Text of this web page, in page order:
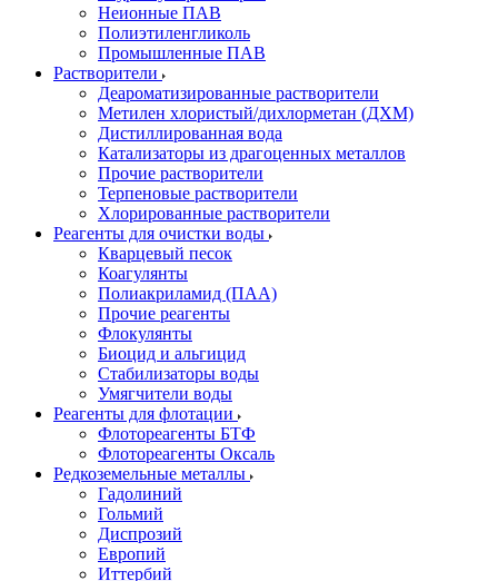
Неионные ПАВ
Полиэтиленгликоль
Промышленные ПАВ
Растворители
Деароматизированные растворители
Метилен хлористый/дихлорметан (ДХМ)
Дистиллированная вода
Катализаторы из драгоценных металлов
Прочие растворители
Терпеновые растворители
Хлорированные растворители
Реагенты для очистки воды
Кварцевый песок
Коагулянты
Полиакриламид (ПАА)
Прочие реагенты
Флокулянты
Биоцид и альгицид
Стабилизаторы воды
Умягчители воды
Реагенты для флотации
Флотореагенты БТФ
Флотореагенты Оксаль
Редкоземельные металлы
Гадолиний
Гольмий
Диспрозий
Европий
Иттербий